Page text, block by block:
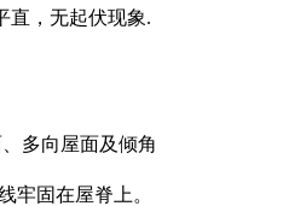
直，无起伏现象.
多向屋面及倾角
牢固在屋脊上。